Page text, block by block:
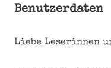
Benutzerdaten
Liebe Leserinnen